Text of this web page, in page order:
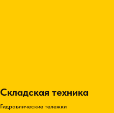
Складская техника
Гидравлические тележки